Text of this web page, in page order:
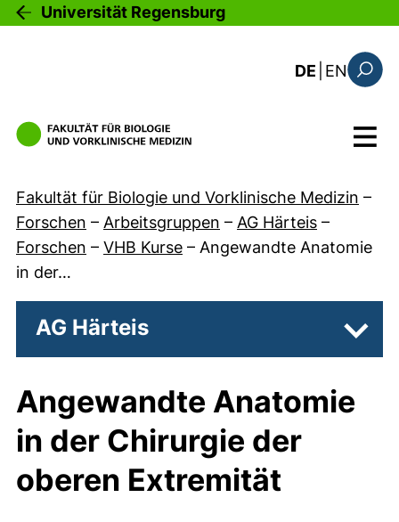
Direkt zum Inhalt
Universität Regensburg
DE EN: the
Menü
Fakultät für Biologie und Vorklinische Medizin –
Forschen – Arbeitsgruppen – AG Härteis –
Forschen – VHB Kurse – Angewandte Anatomie
in der…
AG Härteis
Angewandte Anatomie
in der Chirurgie der
oberen Extremität